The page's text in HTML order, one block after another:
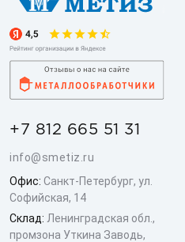
+7 812 665 51 31
info@smetiz.ru
Офис: Санкт-Петербург, ул.
Софийская, 14
Склад: Ленинградская обл.,
промзона Уткина Заводь,